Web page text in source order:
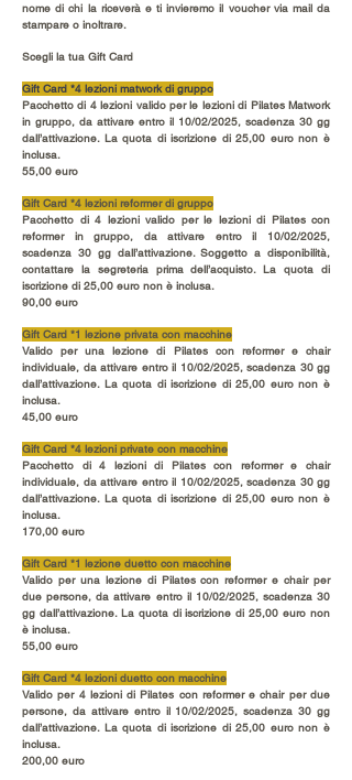
nome di chi la riceverà e ti invieremo il voucher via mail da
stampare o inoltrare.
Scegli la tua Gift Card
Gift Card *4 lezioni matwork di gruppo
Pacchetto di 4 lezioni valido per le lezioni di Pilates Matwork
in gruppo, da attivare entro il 10/02/2025, scadenza 30 gg
dall’attivazione. La quota di iscrizione di 25,00 euro non è
inclusa.
55,00 euro
Gift Card *4 lezioni reformer di gruppo
Pacchetto di 4 lezioni valido per le lezioni di Pilates con
reformer in gruppo, da attivare entro il 10/02/2025,
scadenza 30 gg dall’attivazione. Soggetto a disponibilità,
contattare la segreteria prima dell’acquisto. La quota di
iscrizione di 25,00 euro non è inclusa.
90,00 euro
Gift Card *1 lezione privata con macchine
Valido per una lezione di Pilates con reformer e chair
individuale, da attivare entro il 10/02/2025, scadenza 30 gg
dall’attivazione. La quota di iscrizione di 25,00 euro non è
inclusa.
45,00 euro
Gift Card *4 lezioni private con macchine
Pacchetto di 4 lezioni di Pilates con reformer e chair
individuale, da attivare entro il 10/02/2025, scadenza 30 gg
dall’attivazione. La quota di iscrizione di 25,00 euro non è
inclusa.
170,00 euro
Gift Card *1 lezione duetto con macchine
Valido per una lezione di Pilates con reformer e chair per
due persone, da attivare entro il 10/02/2025, scadenza 30
gg dall’attivazione. La quota di iscrizione di 25,00 euro non
è inclusa.
55,00 euro
Gift Card *4 lezioni duetto con macchine
Valido per 4 lezioni di Pilates con reformer e chair per due
persone, da attivare entro il 10/02/2025, scadenza 30 gg
dall’attivazione. La quota di iscrizione di 25,00 euro non è
inclusa.
200,00 euro